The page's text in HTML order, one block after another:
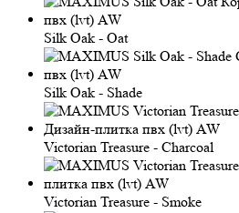
Silk Oak - Oat
Silk Oak - Shade
Victorian Treasure - Charcoal
Victorian Treasure - Smoke